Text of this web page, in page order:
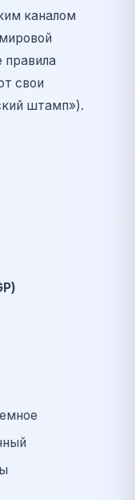
каналом
правила
свои
штамп»).